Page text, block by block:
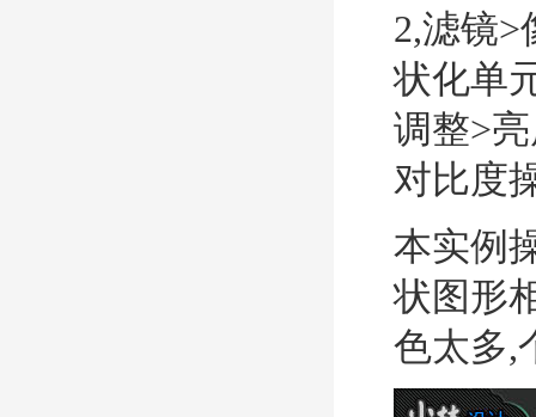
2,滤镜>
状化单
调整>
对比度
本实例
状图形
色太多,